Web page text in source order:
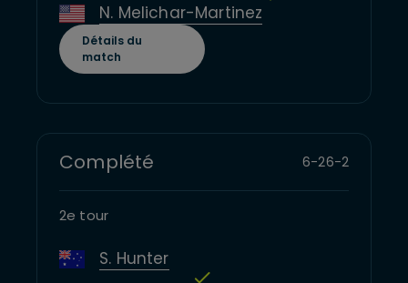
N. Melichar-Martinez
Détails du
match
Complété 6-26-2
2e tour
S. Hunter